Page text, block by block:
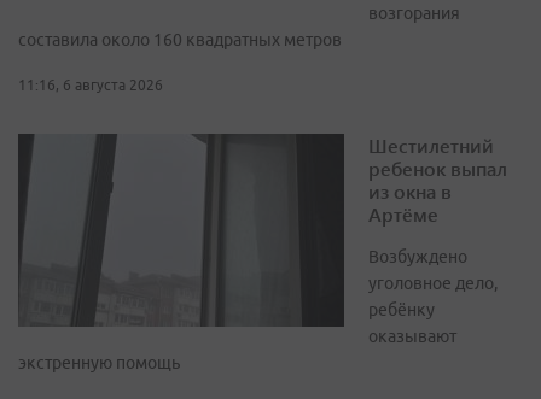
возгорания
составила около 160 квадратных метров
11:16, 6 августа 2026
Шестилетний
ребенок выпал
из окна в
Артёме
Возбуждено
уголовное дело,
ребёнку
оказывают
экстренную помощь